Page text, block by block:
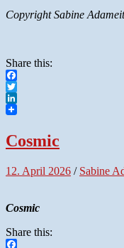
Copyright Sabine
Share this:
Facebook
Twitter
LinkedIn
Cosmic
12. April 2026 / Sabine
Cosmic
Share this: